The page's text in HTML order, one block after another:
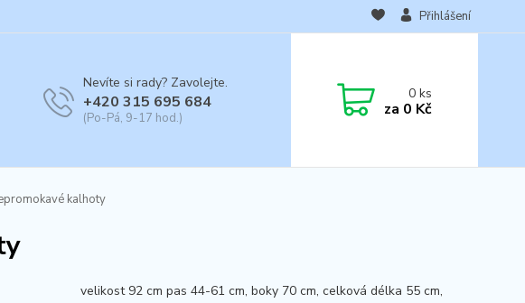
Přihlášení
Nevíte si rady? Zavolejte.
+420 315 695 684
(Po-Pá, 9-17 hod.)
0ks
za 0 Kč
kalhoty
velikost 92 cm pas 44-61 cm, boky 70 cm, celková délka 55 cm,